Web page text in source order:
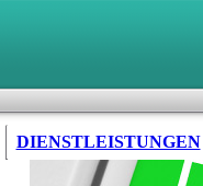
DIENSTLEISTUNGEN